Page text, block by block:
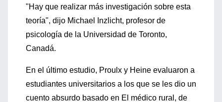
"Hay que realizar más investigación sobre esta
teoría", dijo Michael Inzlicht, profesor de
psicología de la Universidad de Toronto,
Canadá.
En el último estudio, Proulx y Heine evaluaron a
estudiantes universitarios a los que se les dio un
cuento absurdo basado en El médico rural, de